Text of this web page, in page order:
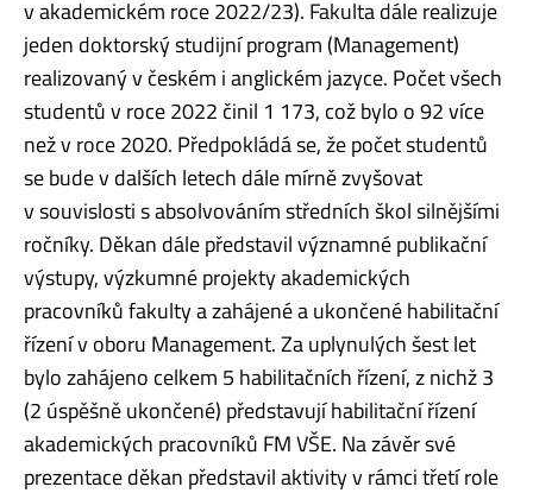
v akademickém roce 2022/23). Fakulta dále realizuje
jeden doktorský studijní program (Management)
realizovaný v českém i anglickém jazyce. Počet všech
studentů v roce 2022 činil 1 173, což bylo o 92 více
než v roce 2020. Předpokládá se, že počet studentů
se bude v dalších letech dále mírně zvyšovat
v souvislosti s absolvováním středních škol silnějšími
ročníky. Děkan dále představil významné publikační
výstupy, výzkumné projekty akademických
pracovníků fakulty a zahájené a ukončené habilitační
řízení v oboru Management. Za uplynulých šest let
bylo zahájeno celkem 5 habilitačních řízení, z nichž 3
(2 úspěšně ukončené) představují habilitační řízení
akademických pracovníků FM VŠE. Na závěr své
prezentace děkan představil aktivity v rámci třetí role